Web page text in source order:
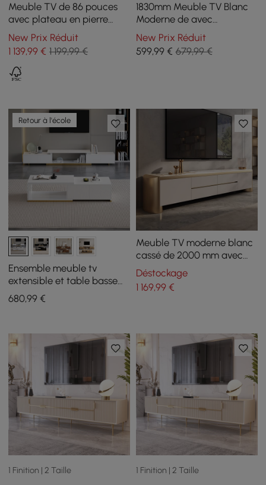
Meuble TV de 86 pouces
avec plateau en pierre
frittée blanche et 4 tiroirs
New Prix Réduit
1 139,99 € 1 199,99 €
1830mm Meuble TV Blanc
Moderne de avec
Rangement pour
Téléviseur de 1650 à
1900mm
New Prix Réduit
599,99€ 679,99 €
Retour à l'école
Ensemble meuble tv
extensible et table basse
Mordel blanc brillant
680,99 €
Meuble TV moderne blanc
cassé de 2000 mm avec
dessus en pierre frittée
avec rangement
Déstockage
1 169,99€
1 Finition | 2 Taille 1 Finition | 2 Taille